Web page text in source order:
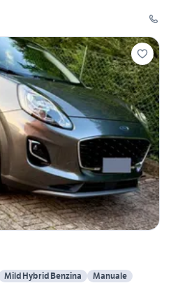
Mild Hybrid Benzina
Manuale